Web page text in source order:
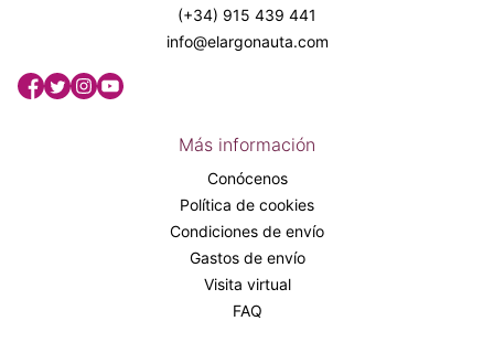
(+34) 915 439 441
info@elargonauta.com
Más información
Conócenos
Política de cookies
Condiciones de envío
Gastos de envío
Visita virtual
FAQ